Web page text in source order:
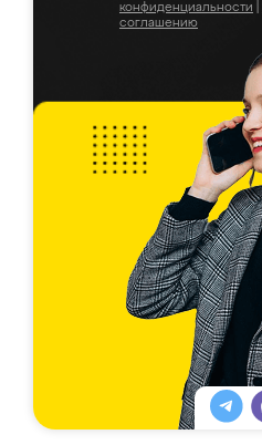
конфиденциальности
соглашению